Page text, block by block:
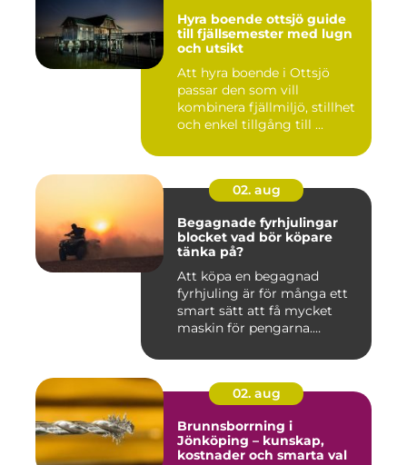
Hyra boende ottsjö guide
till fjällsemester med lugn
och utsikt
Att hyra boende i Ottsjö
passar den som vill
kombinera fjällmiljö, stillhet
och enkel tillgång till ...
02. aug
Begagnade fyrhjulingar
blocket vad bör köpare
tänka på?
Att köpa en begagnad
fyrhjuling är för många ett
smart sätt att få mycket
maskin för pengarna.
02. aug
Brunnsborrning i
Jönköping – kunskap,
kostnader och smarta val